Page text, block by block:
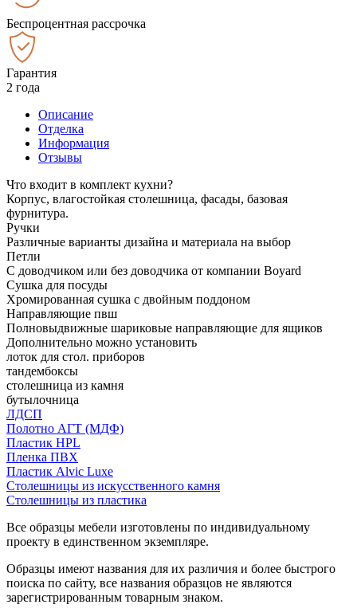
Беспроцентная рассрочка
Гарантия
2 года
Описание
Отделка
Информация
Отзывы
Что входит в комплект кухни?
Корпус, влагостойкая столешница, фасады, базовая
фурнитура.
Ручки
Различные варианты дизайна и материала на выбор
Петли
С доводчиком или без доводчика от компании Boyard
Сушка для посуды
Хромированная сушка с двойным поддоном
Направляющие пвш
Полновыдвижные шариковые направляющие для ящиков
Дополнительно можно установить
лоток для стол. приборов
тандембоксы
столешница из камня
бутылочница
ЛДСП
Полотно АГТ (МДФ)
Пластик HPL
Пленка ПВХ
Пластик Alvic Luxe
Столешницы из искусственного камня
Столешницы из пластика
Все образцы мебели изготовлены по индивидуальному
проекту в единственном экземпляре.
Образцы имеют названия для их различия и более быстрого
поиска по сайту, все названия образцов не являются
зарегистрированным товарным знаком.